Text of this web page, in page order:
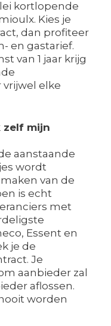
kortlopende
Kies je
dan profiteer
en gastarief.
van 1 jaar krijg
vrijwel elke
zelf mijn
aanstaande
wordt
van de
is echt
met
Essent en
je de
Je
aanbieder zal
aflossen.
worden